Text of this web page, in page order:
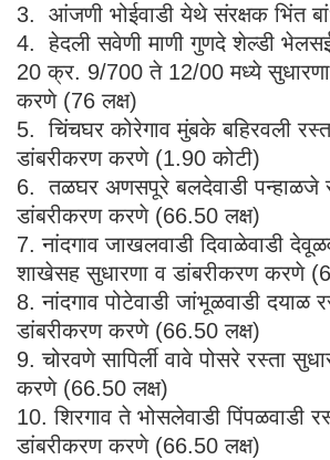
3. आंजणी भोईवाडी येथे संरक्षक भिंत
4. हेदली सवेणी माणी गुणदे शेल्डी भेलसई
20 क्र. 9/700 ते 12/00 मध्ये
करणे (76 लक्ष)
5. चिंचघर कोरेगाव मुंबके बहिरवली
डांबरीकरण करणे (1.90 कोटी)
6. तळघर अणसपूरे बलदेवाडी पन्हाळजे
डांबरीकरण करणे (66.50 लक्ष)
7. नांदगाव जाखलवाडी दिवाळेवाडी
शाखेसह सुधारणा व डांबरीकरण करणे
8. नांदगाव पोटेवाडी जांभूळवाडी दयाळ
डांबरीकरण करणे (66.50 लक्ष)
9. चोरवणे सापिर्ली वावे पोसरे रस्ता
करणे (66.50 लक्ष)
10. शिरगाव ते भोसलेवाडी पिंपळवाडी
डांबरीकरण करणे (66.50 लक्ष)